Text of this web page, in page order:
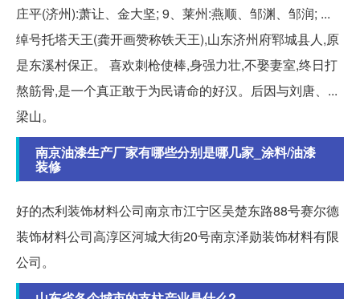
庄平(济州):萧让、金大坚; 9、莱州:燕顺、邹渊、邹润; ...
绰号托塔天王(龚开画赞称铁天王),山东济州府郓城县人,原
是东溪村保正。 喜欢刺枪使棒,身强力壮,不娶妻室,终日打
熬筋骨,是一个真正敢于为民请命的好汉。后因与刘唐、...
梁山。
南京油漆生产厂家有哪些分别是哪几家_涂料/油漆
装修
好的杰利装饰材料公司南京市江宁区吴楚东路88号赛尔德
装饰材料公司高淳区河城大街20号南京泽勋装饰材料有限
公司。